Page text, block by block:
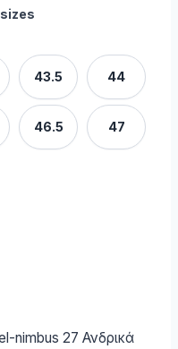
43.5 44
46.5 47
nimbus 27 Ανδρικά